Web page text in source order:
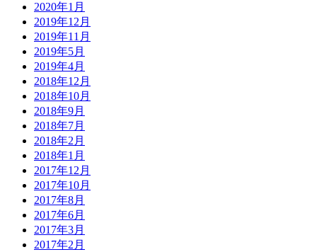
2020年1月
2019年12月
2019年11月
2019年5月
2019年4月
2018年12月
2018年10月
2018年9月
2018年7月
2018年2月
2018年1月
2017年12月
2017年10月
2017年8月
2017年6月
2017年3月
2017年2月